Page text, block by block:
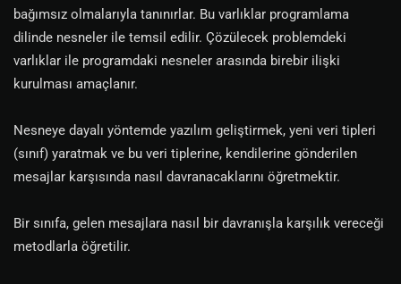
bağımsız olmalarıyla tanınırlar. Bu varlıklar programlama
dilinde nesneler ile temsil edilir. Çözülecek problemdeki
varlıklar ile programdaki nesneler arasında birebir ilişki
kurulması amaçlanır.
Nesneye dayalı yöntemde yazılım geliştirmek, yeni veri tipleri
(sınıf) yaratmak ve bu veri tiplerine, kendilerine gönderilen
mesajlar karşısında nasıl davranacaklarını öğretmektir.
Bir sınıfa, gelen mesajlara nasıl bir davranışla karşılık vereceği
metodlarla öğretilir.